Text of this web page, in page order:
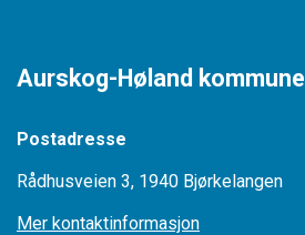
Aurskog-Høland kommune
Postadresse
Rådhusveien 3, 1940 Bjørkelangen
Mer kontaktinformasjon